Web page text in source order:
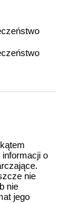
informacji o
nie
nie
jego